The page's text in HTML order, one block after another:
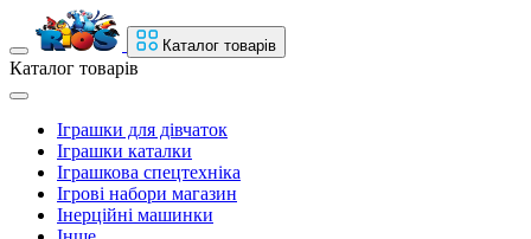
Каталог товарів
Каталог товарів
Іграшки для дівчаток
Іграшки каталки
Іграшкова спецтехніка
Ігрові набори магазин
Інерційні машинки